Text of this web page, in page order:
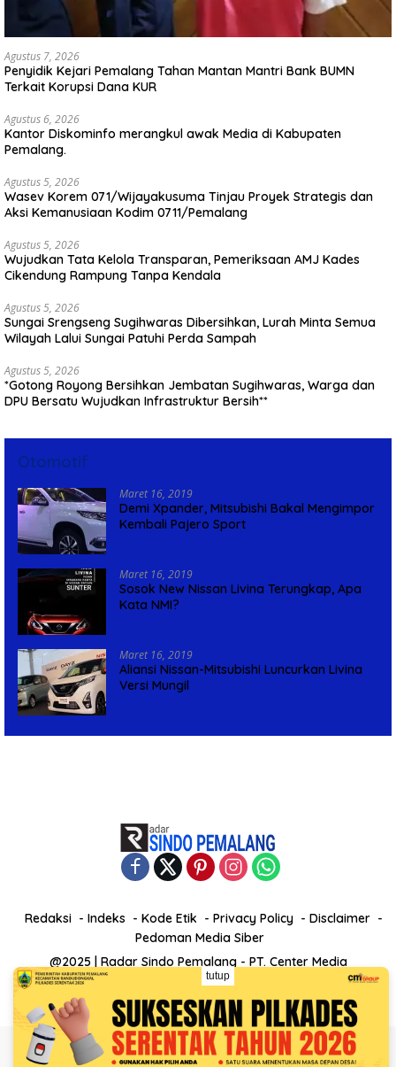
Agustus 7, 2026
Penyidik Kejari Pemalang Tahan Mantan Mantri Bank BUMN
Terkait Korupsi Dana KUR
Agustus 6, 2026
Kantor Diskominfo merangkul awak Media di Kabupaten
Pemalang.
Agustus 5, 2026
Wasev Korem 071/Wijayakusuma Tinjau Proyek Strategis dan
Aksi Kemanusiaan Kodim 0711/Pemalang
Agustus 5, 2026
Wujudkan Tata Kelola Transparan, Pemeriksaan AMJ Kades
Cikendung Rampung Tanpa Kendala
Agustus 5, 2026
Sungai Srengseng Sugihwaras Dibersihkan, Lurah Minta Semua
Wilayah Lalui Sungai Patuhi Perda Sampah
Agustus 5, 2026
*Gotong Royong Bersihkan Jembatan Sugihwaras, Warga dan
DPU Bersatu Wujudkan Infrastruktur Bersih**
Otomotif
Maret 16, 2019
Demi Xpander, Mitsubishi Bakal Mengimpor
Kembali Pajero Sport
Maret 16, 2019
Sosok New Nissan Livina Terungkap, Apa
Kata NMI?
Maret 16, 2019
Aliansi Nissan-Mitsubishi Luncurkan Livina
Versi Mungil
Redaksi Indeks Kode Etik Privacy Policy
Disclaimer
Pedoman Media Siber
@2025 | Radar Sindo Pemalang - PT. Center Media
Independent
tutup